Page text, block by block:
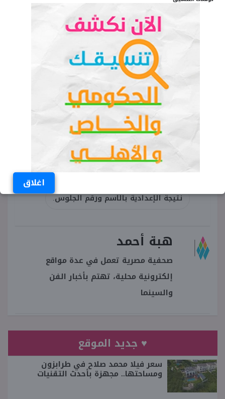
اغلاق
الكلمات المفتاحية
نتيجة الشهادة الإعدادية 2025 الدقهلية
نتيجة الصف الثالث الإعدادي الدقهلية
موعد إعلان النتيجة
الاستعلام عن نتيجة الإعدادية
مديرية التربية والتعليم بالدقهلية
نتيجة الإعدادية بالاسم ورقم الجلوس.
هبة أحمد
صحفية مصرية تعمل في عدة مواقع
إلكترونية محلية، تهتم بأخبار الفن
والسينما
♥ جديد الموقع
سعر فيلا محمد صلاح في طرابزون
ومساحتها.. مجهزة بأحدث التقنيات